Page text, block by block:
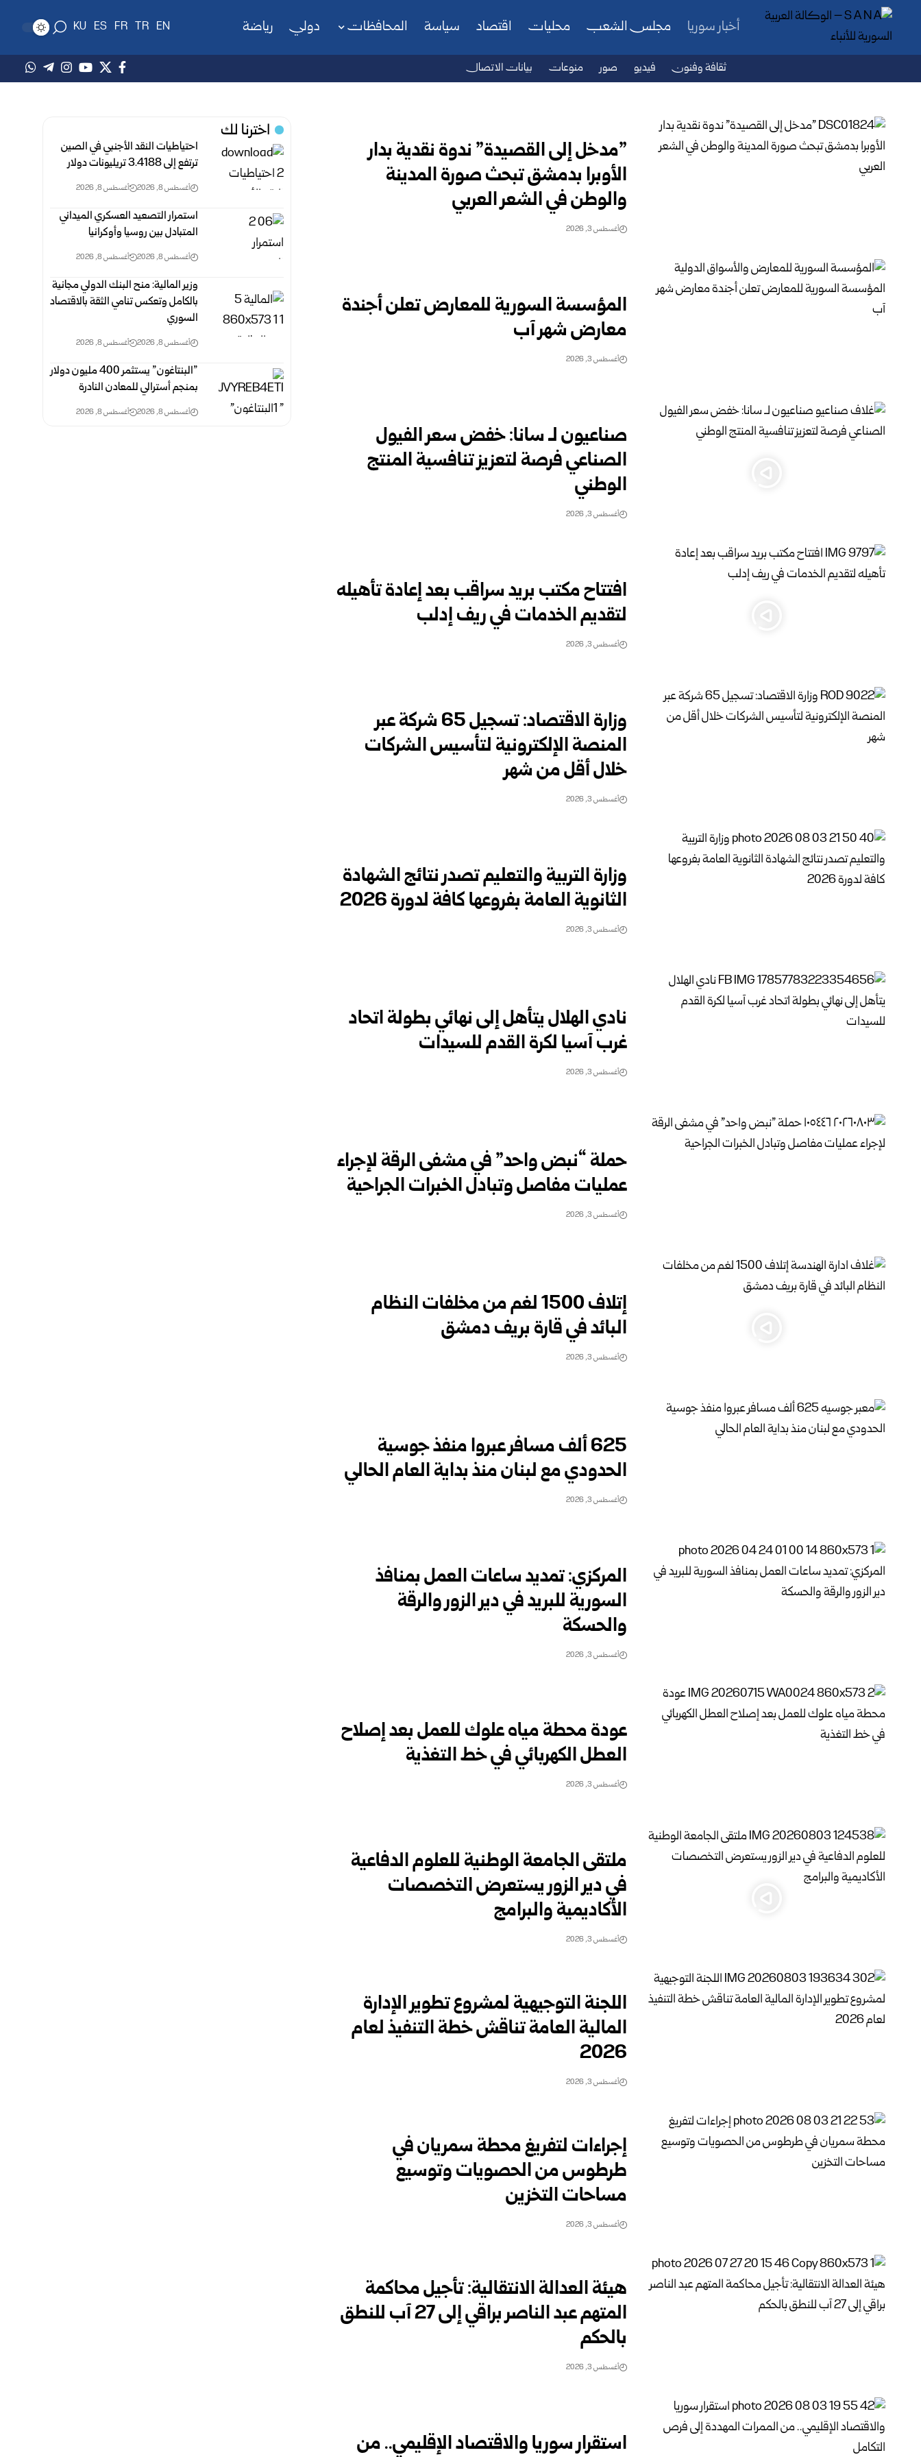
أخبار سوريا مجلس الشعب محليات اقتصاد سياسة المحافظات دولي رياضة EN
TR
FR
ES
KU
ثقافة وفنون فيديو صور منوعات بيانات الاتصال
‏”مدخل إلى القصيدة” ندوة نقدية بدار
الأوبرا بدمشق تبحث صورة المدينة
والوطن في الشعر العربي‎
أغسطس 3, 2026
المؤسسة السورية للمعارض تعلن أجندة
معارض شهر آب
أغسطس 3, 2026
صناعيون لـ سانا: خفض سعر الفيول
الصناعي فرصة لتعزيز تنافسية المنتج
الوطني
أغسطس 3, 2026
افتتاح مكتب بريد سراقب بعد إعادة تأهيله
لتقديم الخدمات في ريف إدلب
أغسطس 3, 2026
وزارة الاقتصاد: تسجيل 65 شركة عبر
المنصة الإلكترونية لتأسيس الشركات
خلال أقل من شهر
أغسطس 3, 2026
وزارة التربية والتعليم تصدر نتائج الشهادة
الثانوية ‏العامة بفروعها كافة لدورة 2026‏
أغسطس 3, 2026
نادي الهلال يتأهل إلى نهائي بطولة اتحاد
غرب آسيا لكرة القدم للسيدات
أغسطس 3, 2026
حملة “نبض واحد” في مشفى الرقة لإجراء
عمليات مفاصل وتبادل الخبرات الجراحية
أغسطس 3, 2026
إتلاف 1500 لغم من مخلفات النظام
البائد في قارة بريف دمشق
أغسطس 3, 2026
625 ألف مسافر عبروا منفذ جوسية
الحدودي مع لبنان منذ بداية العام الحالي
أغسطس 3, 2026
المركزي: تمديد ساعات العمل بمنافذ
السورية للبريد في دير ‏الزور والرقة
والحسكة
أغسطس 3, 2026
عودة محطة مياه علوك للعمل بعد إصلاح
العطل الكهربائي في خط التغذية
أغسطس 3, 2026
ملتقى الجامعة الوطنية للعلوم الدفاعية
في دير الزور يستعرض التخصصات
الأكاديمية والبرامج
أغسطس 3, 2026
اللجنة التوجيهية لمشروع تطوير الإدارة
المالية العامة تناقش خطة ‏التنفيذ لعام
2026
أغسطس 3, 2026
إجراءات لتفريغ محطة سمريان في
طرطوس من الحصويات وتوسيع
مساحات التخزين
أغسطس 3, 2026
هيئة العدالة الانتقالية: تأجيل محاكمة
المتهم عبد الناصر ‏براقي إلى 27 آب للنطق
بالحكم
أغسطس 3, 2026
استقرار سوريا والاقتصاد الإقليمي.. من
اخترنا لك
احتياطيات النقد الأجنبي في الصين
ترتفع إلى 3.4188 ‏تريليونات دولار
أغسطس 8, 2026 أغسطس 8, 2026
استمرار التصعيد العسكري الميداني
المتبادل بين روسيا وأوكرانيا
أغسطس 8, 2026 أغسطس 8, 2026
وزير المالية: منح البنك الدولي مجانية
بالكامل وتعكس ‏تنامي ‏الثقة بالاقتصاد
السوري
أغسطس 8, 2026 أغسطس 8, 2026
‎”‎البنتاغون” يستثمر 400 مليون دولار
بمنجم أسترالي للمعادن ‏النادرة‎ ‎
أغسطس 8, 2026 أغسطس 8, 2026